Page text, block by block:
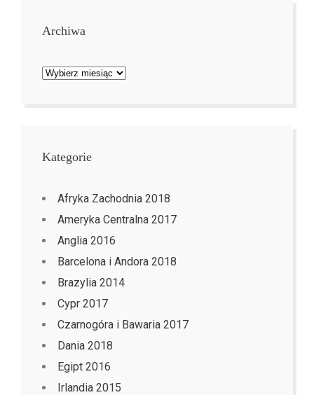
Archiwa
Archiwa
Kategorie
Afryka Zachodnia 2018
Ameryka Centralna 2017
Anglia 2016
Barcelona i Andora 2018
Brazylia 2014
Cypr 2017
Czarnogóra i Bawaria 2017
Dania 2018
Egipt 2016
Irlandia 2015